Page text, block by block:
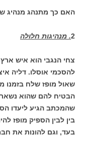
האם כך מתנהג מנהיג
2. מנהיגות חלולה
צחי הנגבי הוא איש
להסכמי אוסלו. דליה
שאול מופז שלח בזמנו
הבטיח להם שהוא נשאר
שהמכתב הגיע ליעדו
בין לבין הספיק מופז
בעד, וגם להונות את